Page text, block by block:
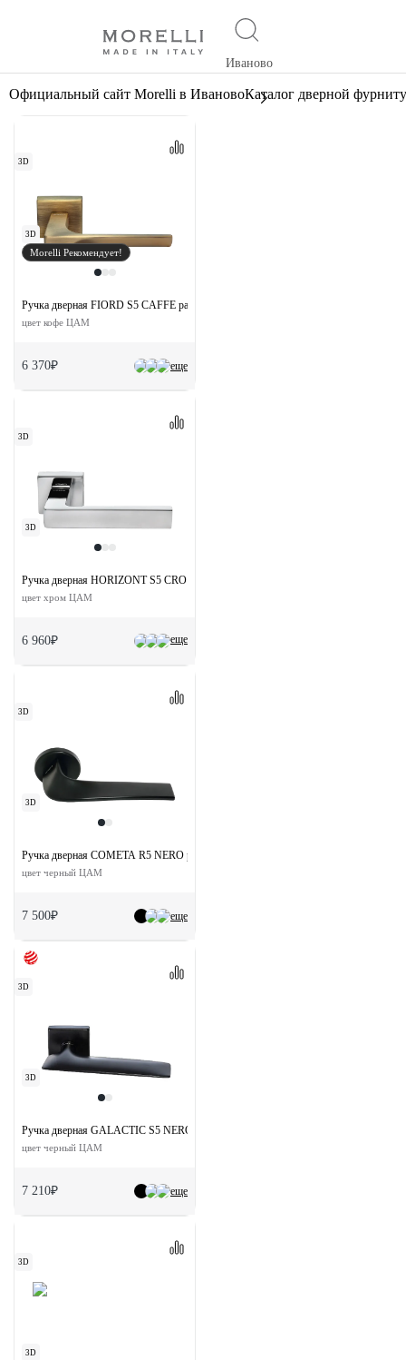
Иваново
Официальный сайт Morelli в ИвановоКаталог дверной
3D
3D
Morelli Рекомендует!
еще
Ручка дверная FIORD S5 CAFFE раздельная на квадратной розетке
цвет кофе ЦАМ
6 370₽
3D
3D
еще
Ручка дверная HORIZONT S5 CRO раздельная на квадратной розетке
цвет хром ЦАМ
6 960₽
3D
3D
еще
Ручка дверная COMETA R5 NERO раздельная на круглой розетке
цвет черный ЦАМ
7 500₽
3D
3D
еще
Ручка дверная GALACTIC S5 NERO раздельная на квадртаной розетке
цвет черный ЦАМ
7 210₽
3D
3D